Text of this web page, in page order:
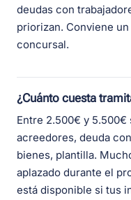
deudas con
priorizan. Conviene
concursal.
¿Cuánto cuesta
Entre 2.500€ y
acreedores, deuda
bienes, plantilla.
aplazado durante el
está disponible si tus